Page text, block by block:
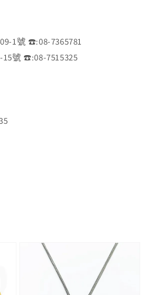
1號 ☎️:08-7365781
號 ☎️:08-7515325